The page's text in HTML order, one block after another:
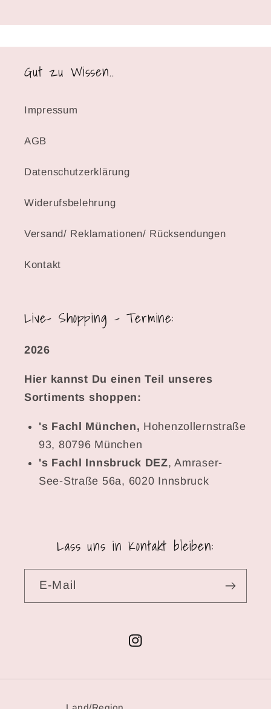
Gut zu Wissen..
Impressum
AGB
Datenschutzerklärung
Widerufsbelehrung
Versand/ Reklamationen/ Rücksendungen
Kontakt
Live- Shopping - Termine:
2026
Hier kannst Du einen Teil unseres
Sortiments shoppen:
's Fachl München, Hohenzollernstraße
93, 80796 München
's Fachl Innsbruck DEZ, Amraser-
See-Straße 56a, 6020 Innsbruck
Lass uns in Kontakt bleiben:
E-Mail
Instagram